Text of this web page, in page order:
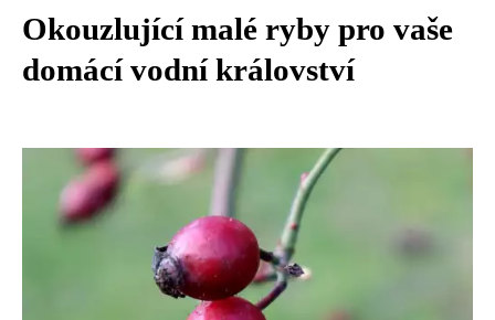
Okouzlující malé ryby pro vaše
domácí vodní království